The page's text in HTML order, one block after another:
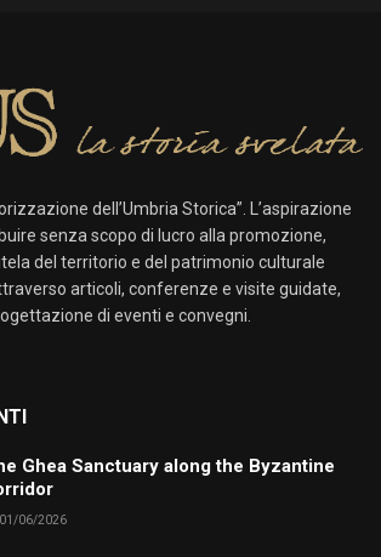
dell’Umbria Storica”. L’aspirazione
senza scopo di lucro alla promozione,
del territorio e del patrimonio culturale
articoli, conferenze e visite guidate,
di eventi e convegni.
Ghea Sanctuary along the Byzantine
01/06/2026